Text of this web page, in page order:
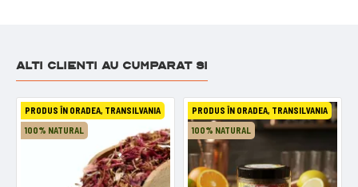
ALTI CLIENTI AU CUMPARAT SI
PRODUS ÎN ORADEA, TRANSILVANIA
100% NATURAL
PRODUS ÎN ORADEA, TRANSILVANIA
100% NATURAL